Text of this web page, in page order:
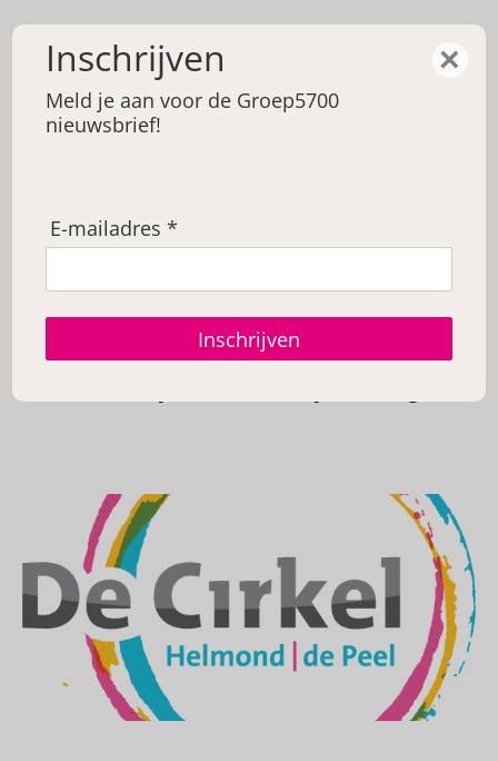
Sinds jaar en dag
vaste partner van
De Cirkel!
×
Inschrijven
Meld je aan voor de Groep5700
nieuwsbrief!
E-mailadres *
Inschrijven